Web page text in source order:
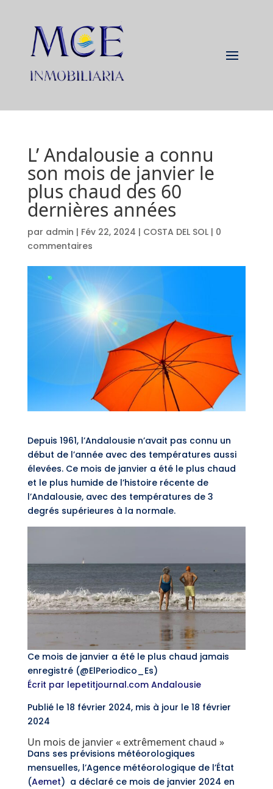
L’ Andalousie a connu
son mois de janvier le
plus chaud des 60
dernières années
par admin | Fév 22, 2024 | COSTA DEL SOL| 0
commentaires
Depuis 1961, l’Andalousie n’avait pas connu un
début de l’année avec des températures aussi
élevées. Ce mois de janvier a été le plus chaud
et le plus humide de l’histoire récente de
l’Andalousie, avec des températures de 3
degrés supérieures à la normale.
Ce mois de janvier a été le plus chaud jamais
enregistré (@ElPeriodico_Es)
Écrit par lepetitjournal.com Andalousie
Publié le 18 février 2024, mis à jour le 18 février
2024
Un mois de janvier « extrêmement chaud »
Dans ses prévisions météorologiques
mensuelles, l’Agence météorologique de l’État
(Aemet) a déclaré ce mois de janvier 2024 en